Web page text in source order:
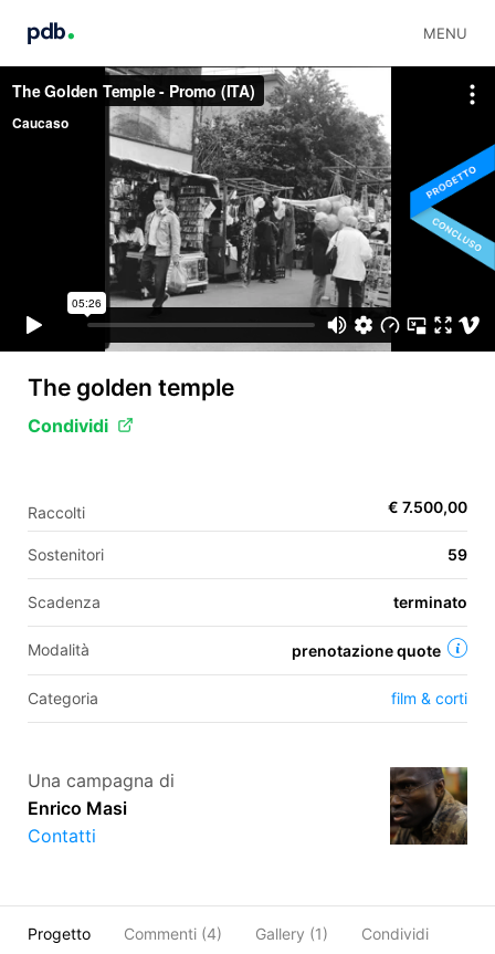
MENU
IT
EN
ES
The golden temple
Condividi
Raccolti € 7.500,00
Sostenitori 59
Scadenza terminato
Modalità prenotazione quote
Categoria film & corti
Una campagna di
Enrico Masi
Contatti
Progetto Commenti (4) Gallery (1) Condividi